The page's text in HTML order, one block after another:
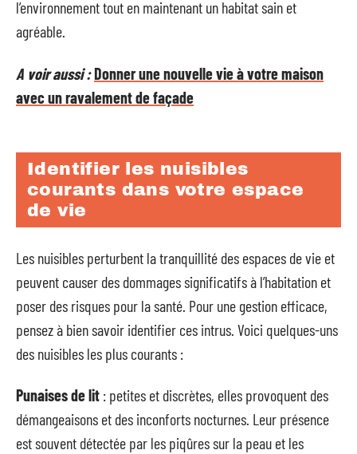
l’environnement tout en maintenant un habitat sain et
agréable.
A voir aussi :Donner une nouvelle vie à votre maison
avec un ravalement de façade
Identifier les nuisibles
courants dans votre espace
de vie
Les nuisibles perturbent la tranquillité des espaces de vie et
peuvent causer des dommages significatifs à l’habitation et
poser des risques pour la santé. Pour une gestion efficace,
pensez à bien savoir identifier ces intrus. Voici quelques-uns
des nuisibles les plus courants :
Punaises de lit : petites et discrètes, elles provoquent des
démangeaisons et des inconforts nocturnes. Leur présence
est souvent détectée par les piqûres sur la peau et les